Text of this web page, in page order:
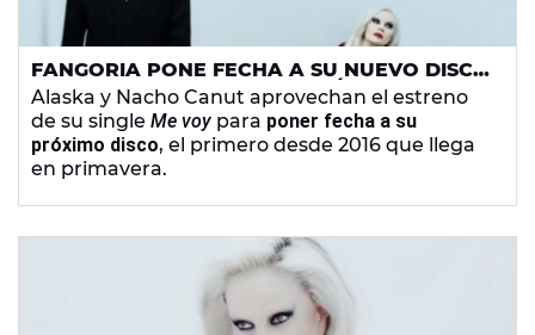
FANGORIA PONE FECHA A SU NUEVO DISCO
'LA VERDAD O LA IMAGINACIÓN' Y DESVELA
EL TRACKLIST
Alaska y Nacho Canut aprovechan el estreno
de su single Me voy para poner fecha a su
próximo disco, el primero desde 2016 que llega
en primavera.